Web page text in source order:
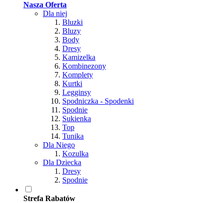
Nasza Oferta
Dla niej
Bluzki
Bluzy
Body
Dresy
Kamizelka
Kombinezony
Komplety
Kurtki
Legginsy
Spodniczka - Spodenki
Spodnie
Sukienka
Top
Tunika
Dla Niego
Kozulka
Dla Dziecka
Dresy
Spodnie
Strefa Rabatów